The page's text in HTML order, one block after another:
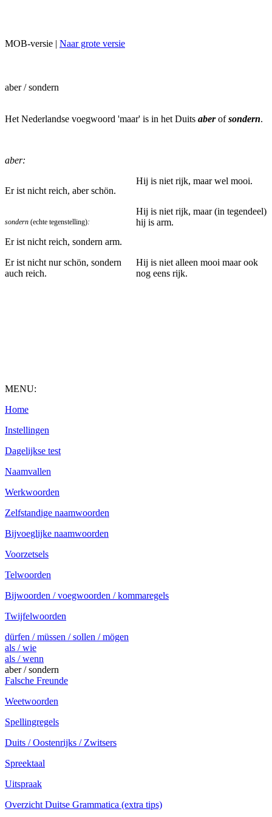
MOB-versie | Naar grote versie
aber / sondern
Het Nederlandse voegwoord 'maar' is in het Duits aberofsondern.
aber:
Er ist nicht reich, aber schön.
Hij is niet rijk, maar wel mooi.
sondern (echte tegenstelling):
Er ist nicht reich, sondern arm.
Hij is niet rijk, maar (in tegendeel)
hij is arm.
Er ist nicht nur schön, sondern
auch reich.
Hij is niet alleen mooi maar ook
nog eens rijk.
MENU:
Home
Instellingen
Dagelijkse test
Naamvallen
Werkwoorden
Zelfstandige naamwoorden
Bijvoeglijke naamwoorden
Voorzetsels
Telwoorden
Bijwoorden / voegwoorden / kommaregels
Twijfelwoorden
dürfen / müssen / sollen / mögen
als / wie
als / wenn
aber / sondern
Falsche Freunde
Weetwoorden
Spellingregels
Duits / Oostenrijks / Zwitsers
Spreektaal
Uitspraak
Overzicht Duitse Grammatica (extra tips)